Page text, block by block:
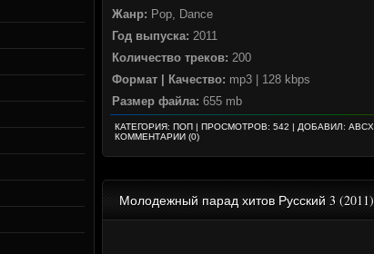
Жанр: Pop, Dance
Год выпуска: 2011
Количество треков: 200
Формат | Качество: mp3 | 128 kbps
Размер файла: 655 mb
КАТЕГОРИЯ: ПОП | ПРОСМОТРОВ: 542 | ДОБАВИЛ: ABCX
КОММЕНТАРИИ (0)
Молодежный парад хитов Русский 3 (2011)